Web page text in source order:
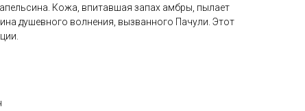
Кожа, впитавшая запах амбры, пылает
душевного волнения, вызванного Пачули. Этот